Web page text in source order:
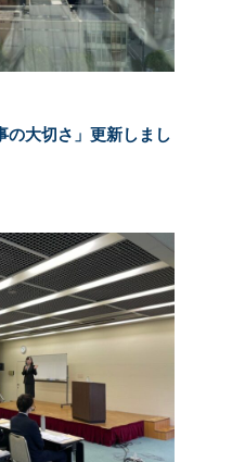
の大切さ」更新しまし